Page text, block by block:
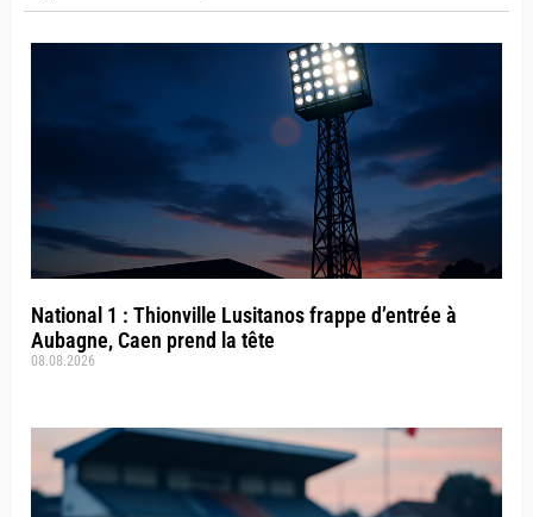
National 1 : Thionville Lusitanos frappe d’entrée à
Aubagne, Caen prend la tête
08.08.2026